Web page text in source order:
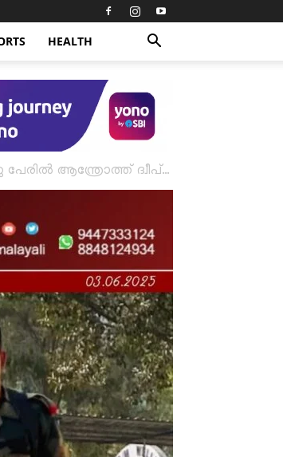
HEALTH
ആന്ത്രോത്ത് ദ്വീപ്...